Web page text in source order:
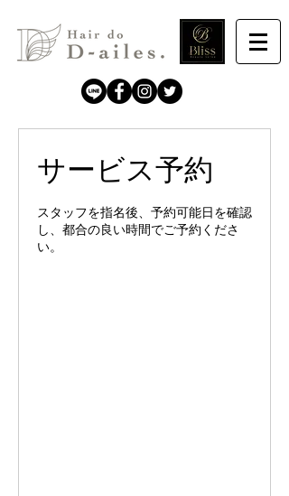
サービス予約
スタッフを指名後、予約可能日を確認
し、都合の良い時間でご予約くださ
い。